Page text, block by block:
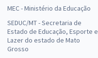
MEC - Ministério da Educação
SEDUC/MT - Secretaria de
Estado de Educação, Esporte e
Lazer do estado de Mato
Grosso